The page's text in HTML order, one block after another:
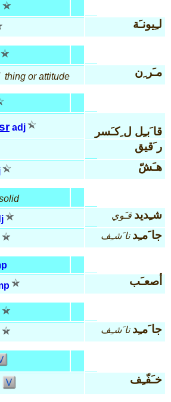
لـِيونـَة
thing or attitude مـَر ِن
adj قا َبـِل ل ِكـَسر
ر َقيق
هـَشّ
شـِديد قـَوي
جا َمـِد نا َشـِف
أصعـَب
جا َمـِد نا َشـِف
خـَفّـِف